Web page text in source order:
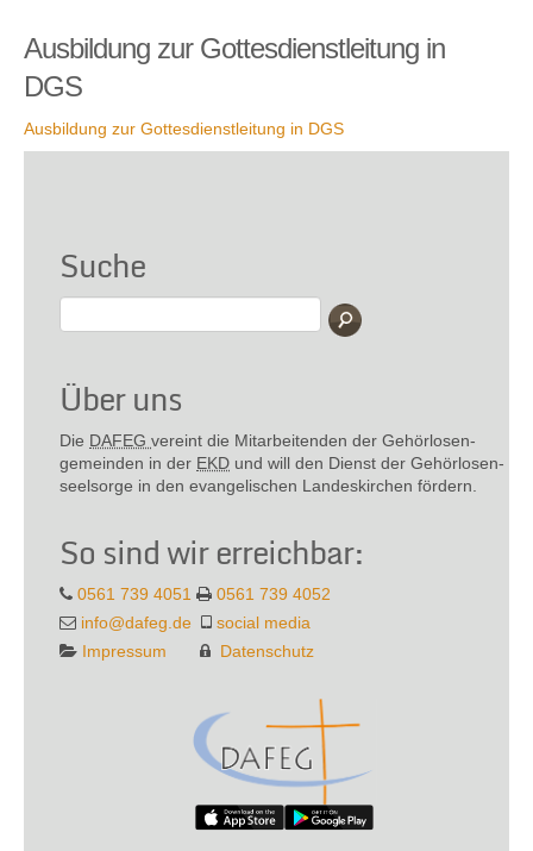
Ausbildung zur Gottesdienstleitung in
DGS
Ausbildung zur Gottesdienstleitung in DGS
Suche
Über uns
Die DAFEG vereint die Mitarbeitenden der Gehör­losen­
gemeinden in der EKD und will den Dienst der Gehör­losen­
seel­sorge in den evange­lischen Landes­kirchen fördern.
So sind wir erreichbar:
0561 739 4051
0561 739 4052
info@dafeg.de
social media
Impressum
Datenschutz